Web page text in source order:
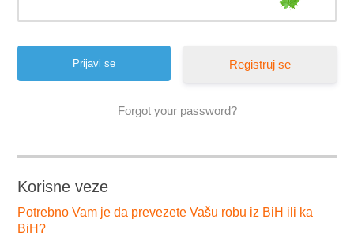
Registruj se
Forgot your password?
Korisne veze
Potrebno Vam je da prevezete Vašu robu iz BiH ili ka
BiH?